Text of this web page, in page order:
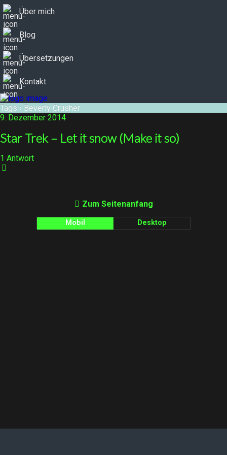
Über mich
Blog
Übersetzungen
Kontakt
Tags › Beverly Crusher
9. Dezember 2014
Star Trek – Let it snow (Make it so)
1 Antwort
Zum Seitenanfang
Mobil Desktop